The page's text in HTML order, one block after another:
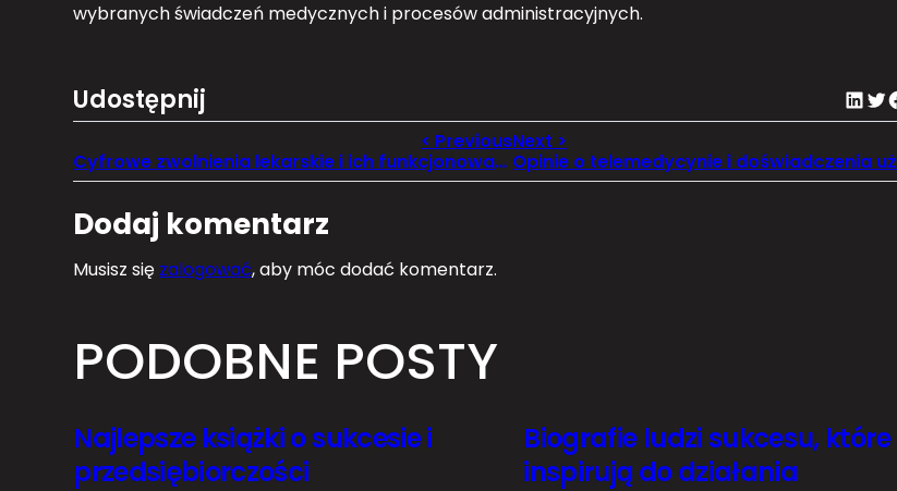
wybranych świadczeń medycznych i procesów administracyjnych.
Udostępnij LinkedIn Twitter Facebook
Cyfrowe zwolnienia lekarskie i ich funkcjonowanie
Dodaj komentarz
Musisz się zalogować, aby móc dodać komentarz.
PODOBNE POSTY
Najlepsze książki o sukcesie i
przedsiębiorczości
Biografie ludzi sukcesu, które
inspirują do działania